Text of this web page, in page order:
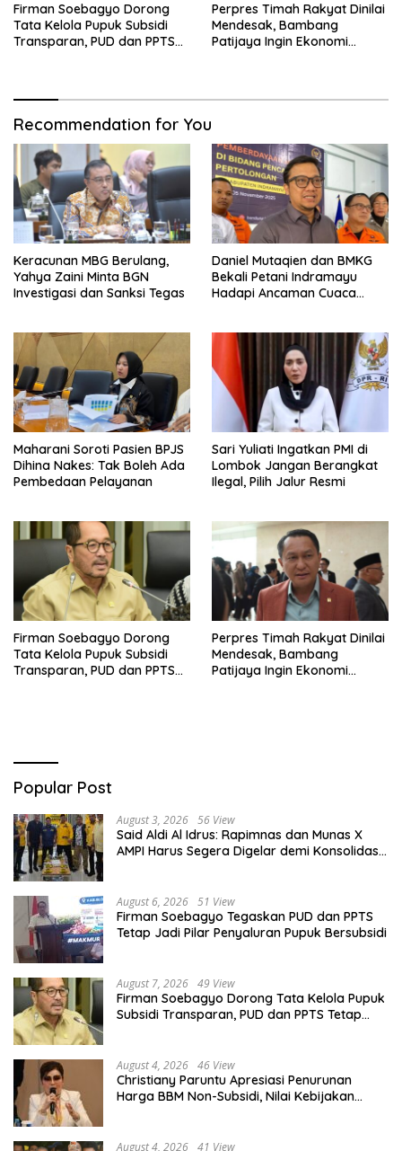
Firman Soebagyo Dorong
Tata Kelola Pupuk Subsidi
Transparan, PUD dan PPTS
Perpres Timah Rakyat Dinilai
Mendesak, Bambang
Patijaya Ingin Ekonomi
Recommendation for You
Keracunan MBG Berulang,
Yahya Zaini Minta BGN
Investigasi dan Sanksi Tegas
Daniel Mutaqien dan BMKG
Bekali Petani Indramayu
Hadapi Ancaman Cuaca
Maharani Soroti Pasien BPJS
Dihina Nakes: Tak Boleh Ada
Pembedaan Pelayanan
Sari Yuliati Ingatkan PMI di
Lombok Jangan Berangkat
Ilegal, Pilih Jalur Resmi
Firman Soebagyo Dorong
Tata Kelola Pupuk Subsidi
Transparan, PUD dan PPTS
Perpres Timah Rakyat Dinilai
Mendesak, Bambang
Patijaya Ingin Ekonomi
Popular Post
August 3, 2026 56 View
Said Aldi Al Idrus: Rapimnas dan Munas X
AMPI Harus Segera Digelar demi Konsolidasi
August 6, 2026 51 View
Firman Soebagyo Tegaskan PUD dan PPTS
Tetap Jadi Pilar Penyaluran Pupuk Bersubsidi
August 7, 2026 49 View
Firman Soebagyo Dorong Tata Kelola Pupuk
Subsidi Transparan, PUD dan PPTS Tetap
August 4, 2026 46 View
Christiany Paruntu Apresiasi Penurunan
Harga BBM Non-Subsidi, Nilai Kebijakan
August 4, 2026 41 View